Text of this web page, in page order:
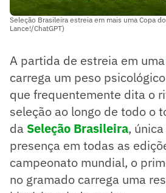
Seleção Brasileira estreia em mais uma Copa
Lance!/ChatGPT)
A partida de estreia em uma
carrega um peso
que frequentemente dita o
seleção ao longo de todo o
da Seleção Brasileira,
presença em todas as
campeonato mundial, o
no gramado carrega uma